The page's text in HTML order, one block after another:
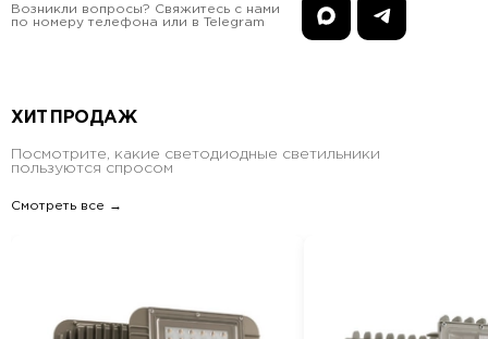
Возникли вопросы? Свяжитесь с нами
по номеру телефона или в Telegram
ХИТ ПРОДАЖ
Посмотрите, какие светодиодные светильники
пользуются спросом
Смотреть все →